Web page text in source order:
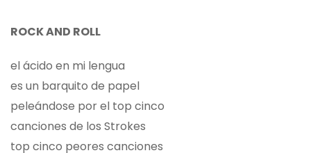
ROCK AND ROLL
el ácido en mi lengua
es un barquito de papel
peleándose por el top cinco
canciones de los Strokes
top cinco peores canciones